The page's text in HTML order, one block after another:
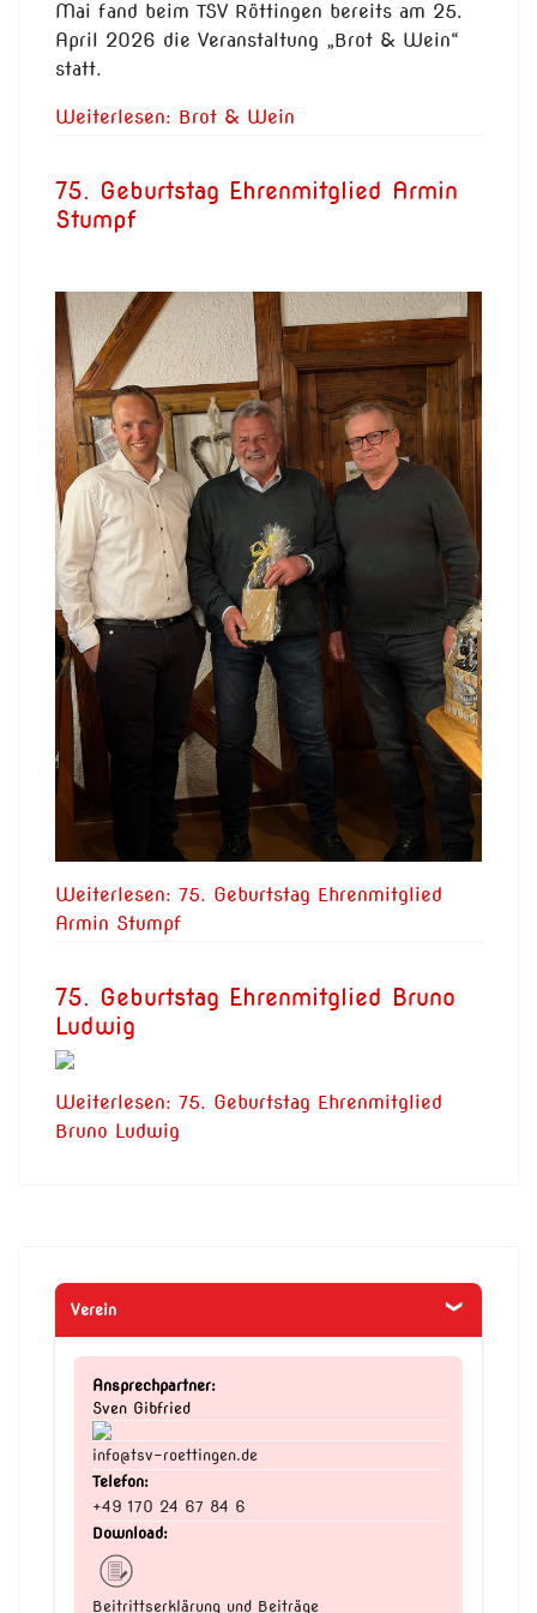
Mai fand beim TSV Röttingen bereits am 25.
April 2026 die Veranstaltung „Brot & Wein“
statt.
Weiterlesen: Brot & Wein
75. Geburtstag Ehrenmitglied Armin
Stumpf
Weiterlesen: 75. Geburtstag Ehrenmitglied
Armin Stumpf
75. Geburtstag Ehrenmitglied Bruno
Ludwig
Weiterlesen: 75. Geburtstag Ehrenmitglied
Bruno Ludwig
Verein
Ansprechpartner:
Sven Gibfried
info@tsv-roettingen.de
Telefon:
+49 170 24 67 84 6
Download:
Beitrittserklärung und Beiträge